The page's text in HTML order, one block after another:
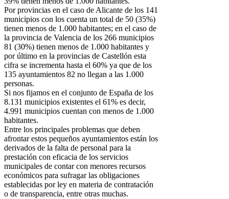
Por provincias en el caso de Alicante de los 141
municipios con los cuenta un total de 50 (35%)
tienen menos de 1.000 habitantes; en el caso de
la provincia de Valencia de los 266 municipios
81 (30%) tienen menos de 1.000 habitantes y
por último en la provincias de Castellón esta
cifra se incrementa hasta el 60% ya que de los
135 ayuntamientos 82 no llegan a las 1.000
personas.
Si nos fijamos en el conjunto de España de los
8.131 municipios existentes el 61% es decir,
4.991 municipios cuentan con menos de 1.000
habitantes.
Entre los principales problemas que deben
afrontar estos pequeños ayuntamientos están los
derivados de la falta de personal para la
prestación con eficacia de los servicios
municipales de contar con menores recursos
económicos para sufragar las obligaciones
establecidas por ley en materia de contratación
o de transparencia, entre otras muchas.